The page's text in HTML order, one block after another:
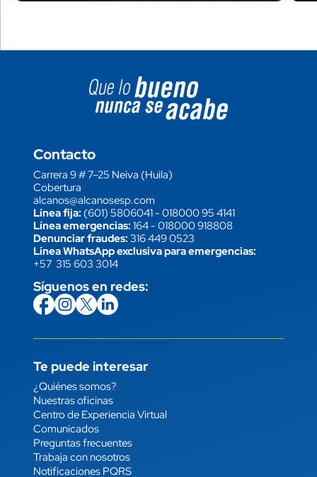
Image block
Contacto
Carrera 9 # 7–25 Neiva (Huila)
Cobertura
alcanos@alcanosesp.com
Línea fija: (601) 5806041-018000 95 4141
Línea emergencias: 164-018000 918808
Denunciar fraudes: 316 449 0523
Línea WhatsApp exclusiva para emergencias:
+57 315 603 3014
Síguenos en redes:
icon
Imagen
link icon
Imagen
link icon
Imagen
link icon
Imagen
link
Te puede interesar
Enlace
¿Quiénes somos?
Nuestras oficinas
Centro de Experiencia Virtual
Comunicados
Preguntas frecuentes
Trabaja con nosotros
Notificaciones PQRS